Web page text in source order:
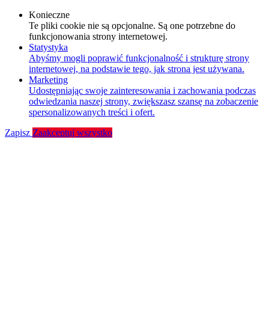
Konieczne
Te pliki cookie nie są opcjonalne. Są one potrzebne do
funkcjonowania strony internetowej.
Statystyka
Abyśmy mogli poprawić funkcjonalność i strukturę strony
internetowej, na podstawie tego, jak strona jest używana.
Marketing
Udostępniając swoje zainteresowania i zachowania podczas
odwiedzania naszej strony, zwiększasz szansę na zobaczenie
spersonalizowanych treści i ofert.
Zapisz Zaakceptuj wszystko